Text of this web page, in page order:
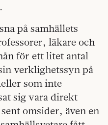
.
på samhällets
läkare och
för ett litet antal
verklighetssyn på
som inte
sig vara direkt
omsider, även en